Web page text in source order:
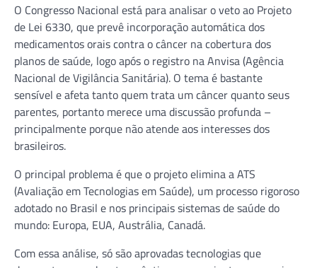
O Congresso Nacional está para analisar o veto ao Projeto
de Lei 6330, que prevê incorporação automática dos
medicamentos orais contra o câncer na cobertura dos
planos de saúde, logo após o registro na Anvisa (Agência
Nacional de Vigilância Sanitária). O tema é bastante
sensível e afeta tanto quem trata um câncer quanto seus
parentes, portanto merece uma discussão profunda –
principalmente porque não atende aos interesses dos
brasileiros.
O principal problema é que o projeto elimina a ATS
(Avaliação em Tecnologias em Saúde), um processo rigoroso
adotado no Brasil e nos principais sistemas de saúde do
mundo: Europa, EUA, Austrália, Canadá.
Com essa análise, só são aprovadas tecnologias que